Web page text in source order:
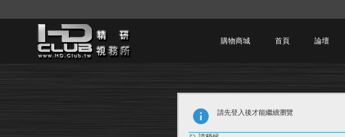
購物商城 首頁 論壇
請先登入後才能繼續瀏覽